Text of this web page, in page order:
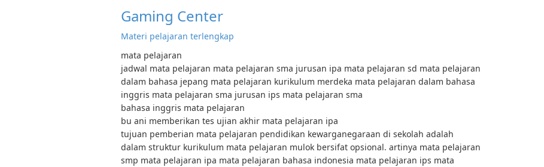
Gaming Center
Materi pelajaran terlengkap
mata pelajaran
jadwal mata pelajaran mata pelajaran sma jurusan ipa mata pelajaran sd mata pelajaran
dalam bahasa jepang mata pelajaran kurikulum merdeka mata pelajaran dalam bahasa
inggris mata pelajaran sma jurusan ips mata pelajaran sma
bahasa inggris mata pelajaran
bu ani memberikan tes ujian akhir mata pelajaran ipa
tujuan pemberian mata pelajaran pendidikan kewarganegaraan di sekolah adalah
dalam struktur kurikulum mata pelajaran mulok bersifat opsional. artinya mata pelajaran
smp mata pelajaran ipa mata pelajaran bahasa indonesia mata pelajaran ips mata